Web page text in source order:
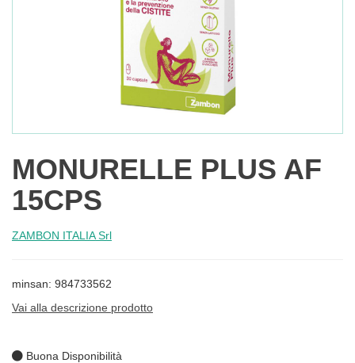
MONURELLE PLUS AF
15CPS
ZAMBON ITALIA Srl
minsan: 984733562
Vai alla descrizione prodotto
Buona Disponibilità